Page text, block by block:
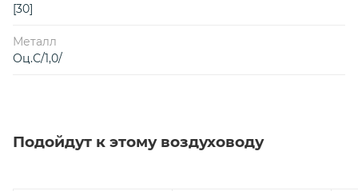
[30]
Металл
Оц.С/1,0/
Подойдут к этому воздуховоду